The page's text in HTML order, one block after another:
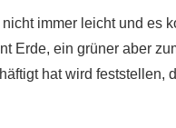
immer leicht und es
Erde, ein grüner aber
hat wird feststellen,